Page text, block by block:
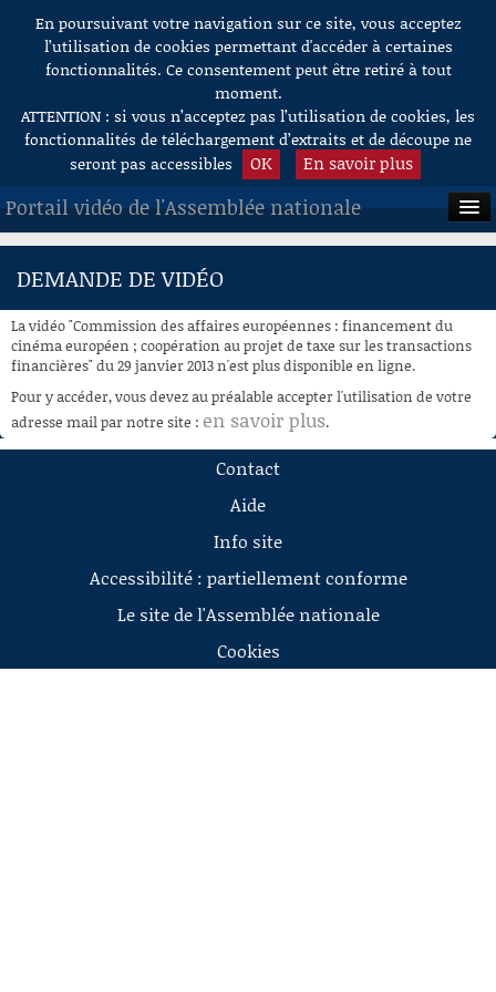
Aller au contenu
En poursuivant votre navigation sur ce site, vous acceptez
l’utilisation de cookies permettant d'accéder à certaines
fonctionnalités. Ce consentement peut être retiré à tout
moment.
ATTENTION : si vous n’acceptez pas l’utilisation de cookies, les
fonctionnalités de téléchargement d’extraits et de découpe ne
seront pas accessibles
OK En savoir plus
Portail vidéo de l'Assemblée nationale
ACCUEIL
À LA DEMANDE
RECHERCHE
AIDE À LA DÉCOUPE
DE VIDÉOS
DEMANDE DE VIDÉO
La vidéo "Commission des affaires européennes : financement du
cinéma européen ; coopération au projet de taxe sur les transactions
financières" du 29 janvier 2013 n'est plus disponible en ligne.
Pour y accéder, vous devez au préalable accepter l'utilisation de votre
adresse mail par notre site : en savoir plus.
Contact
Aide
Info site
Accessibilité : partiellement conforme
Le site de l'Assemblée nationale
Cookies